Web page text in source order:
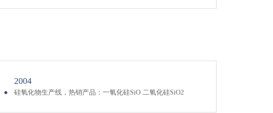
2004
硅氧化物生产线，热销产品：一氧化硅SiO 二氧化硅SiO2